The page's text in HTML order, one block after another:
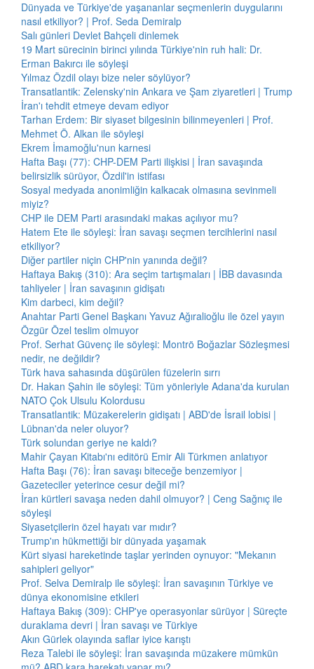
Dünyada ve Türkiye'de yaşananlar seçmenlerin duygularını
nasıl etkiliyor? | Prof. Seda Demiralp
Salı günleri Devlet Bahçeli dinlemek
19 Mart sürecinin birinci yılında Türkiye'nin ruh hali: Dr.
Erman Bakırcı ile söyleşi
Yılmaz Özdil olayı bize neler söylüyor?
Transatlantik: Zelensky'nin Ankara ve Şam ziyaretleri | Trump
İran'ı tehdit etmeye devam ediyor
Tarhan Erdem: Bir siyaset bilgesinin bilinmeyenleri | Prof.
Mehmet Ö. Alkan ile söyleşi
Ekrem İmamoğlu'nun karnesi
Hafta Başı (77): CHP-DEM Parti ilişkisi | İran savaşında
belirsizlik sürüyor, Özdil'in istifası
Sosyal medyada anonimliğin kalkacak olmasına sevinmeli
miyiz?
CHP ile DEM Parti arasındaki makas açılıyor mu?
Hatem Ete ile söyleşi: İran savaşı seçmen tercihlerini nasıl
etkiliyor?
Diğer partiler niçin CHP'nin yanında değil?
Haftaya Bakış (310): Ara seçim tartışmaları | İBB davasında
tahliyeler | İran savaşının gidişatı
Kim darbeci, kim değil?
Anahtar Parti Genel Başkanı Yavuz Ağıralioğlu ile özel yayın
Özgür Özel teslim olmuyor
Prof. Serhat Güvenç ile söyleşi: Montrö Boğazlar Sözleşmesi
nedir, ne değildir?
Türk hava sahasında düşürülen füzelerin sırrı
Dr. Hakan Şahin ile söyleşi: Tüm yönleriyle Adana'da kurulan
NATO Çok Ulsulu Kolordusu
Transatlantik: Müzakerelerin gidişatı | ABD'de İsrail lobisi |
Lübnan'da neler oluyor?
Türk solundan geriye ne kaldı?
Mahir Çayan Kitabı'nı editörü Emir Ali Türkmen anlatıyor
Hafta Başı (76): İran savaşı biteceğe benzemiyor |
Gazeteciler yeterince cesur değil mi?
İran kürtleri savaşa neden dahil olmuyor? | Ceng Sağnıç ile
söyleşi
Siyasetçilerin özel hayatı var mıdır?
Trump'ın hükmettiği bir dünyada yaşamak
Kürt siyasi hareketinde taşlar yerinden oynuyor: "Mekanın
sahipleri geliyor"
Prof. Selva Demiralp ile söyleşi: İran savaşının Türkiye ve
dünya ekonomisine etkileri
Haftaya Bakış (309): CHP'ye operasyonlar sürüyor | Süreçte
duraklama devri | İran savaşı ve Türkiye
Akın Gürlek olayında saflar iyice karıştı
Reza Talebi ile söyleşi: İran savaşında müzakere mümkün